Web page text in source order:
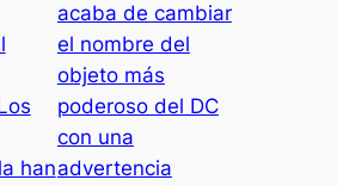
han
acaba de cambiar
el nombre del
objeto más
poderoso del DC
con una
advertencia